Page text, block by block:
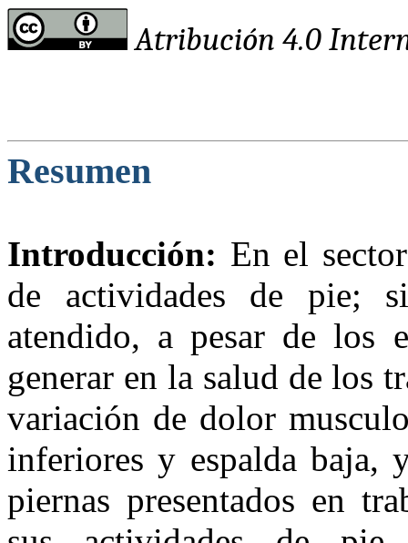
Atribución 4.0
Resumen
Introducción: En el
de actividades de pie;
atendido, a pesar de los
generar en la salud de los
variación de dolor
inferiores y espalda baja,
piernas presentados en